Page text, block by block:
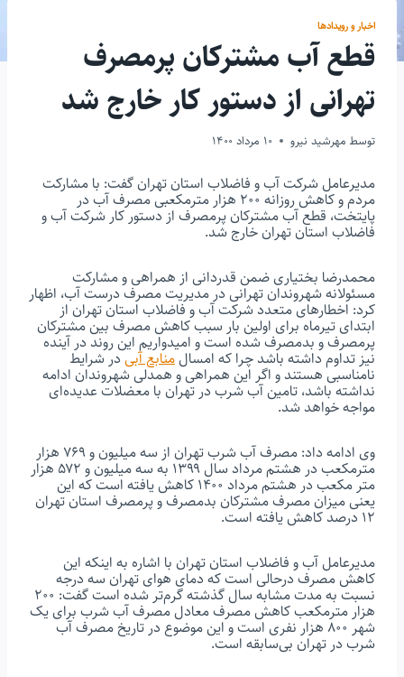
اخبار و رویدادها
قطع آب مشترکان پرمصرف
تهرانی از دستور کار خارج شد
توسط مهرشید نیرو 10 مرداد 1400
مدیرعامل شرکت آب و فاضلاب استان تهران گفت: با مشارکت
مردم و کاهش روزانه ۲۰۰ هزار مترمکعبی مصرف آب در
پایتخت، قطع آب مشترکان پرمصرف از دستور کار شرکت آب و
فاضلاب استان تهران خارج شد.
محمدرضا بختیاری ضمن قدردانی از همراهی و مشارکت
مسئولانه شهروندان تهرانی در مدیریت مصرف درست آب، اظهار
کرد: اخطارهای متعدد شرکت آب و فاضلاب استان تهران از
ابتدای تیرماه برای اولین بار سبب کاهش مصرف بین مشترکان
پرمصرف و بدمصرف شده است و امیدواریم این روند در آینده
نیز تداوم داشته باشد چرا که امسالمنابع آبی در شرایط
نامناسبی هستند و اگر این همراهی و همدلی شهروندان ادامه
نداشته باشد، تامین آب شرب در تهران با معضلات عدیده‌ای
مواجه خواهد شد.
وی ادامه داد: مصرف آب شرب تهران از سه میلیون و ۷۶۹ هزار
مترمکعب در هشتم مرداد سال ۱۳۹۹ به سه میلیون و ۵۷۲ هزار
متر مکعب در هشتم مرداد ۱۴۰۰ کاهش یافته است که این
یعنی میزان مصرف مشترکان بدمصرف و پرمصرف استان تهران
۱۲ درصد کاهش یافته است.
مدیرعامل آب و فاضلاب استان تهران با اشاره به اینکه این
کاهش مصرف درحالی است که دمای هوای تهران سه درجه
نسبت به مدت مشابه سال گذشته گرم‌تر شده است گفت: ۲۰۰
هزار مترمکعب کاهش مصرف معادل مصرف آب شرب برای یک
شهر ۸۰۰ هزار نفری است و این موضوع در تاریخ مصرف آب
شرب در تهران بی‌سابقه است.